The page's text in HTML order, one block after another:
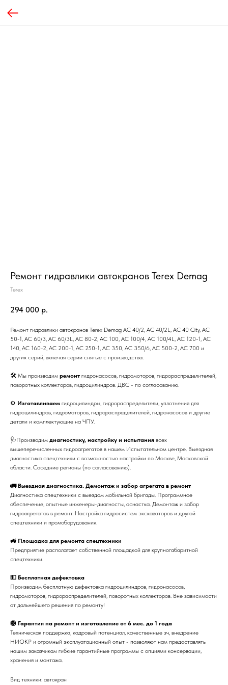
Ремонт гидравлики автокранов Terex Demag
Terex
294 000 р.
Ремонт гидравлики автокранов Terex Demag AC 40/2, AC 40/2L, AC 40 City, AC
50-1, AC 60/3, AC 60/3L, AC 80-2, AC 100, AC 100/4, AC 100/4L, AC 120-1, AC
140, AC 160-2, AC 200-1, AC 250-1, AC 350, AC 350/6, AC 500-2, AC 700 и
других серий, включая серии снятые с производства.
🛠 Мы производим ремонт гидронасосов, гидромоторов, гидрораспределителей,
поворотных коллекторов, гидроцилиндров. ДВС - по согласованию.
⚙ Изготавливаем гидроцилиндры, гидрораспределители, уплотнения для
гидроцилиндров, гидромоторов, гидрораспределителей, гидронасосов и другие
детали и комплектующие на ЧПУ.
🩺Производим диагностику, настройку и испытания всех
вышеперечисленных гидроагрегатов в нашем Испытательном центре. Выездная
диагностика спецтехники с возможностью настройки по Москве, Московской
области. Соседние регионы (по согласованию).
🚛 Выездная диагностика. Демонтаж и забор агрегата в ремонт
Диагностика спецтехники с выездом мобильной бригады. Программное
обеспечение, опытные инженеры-диагносты, оснастка. Демонтаж и забор
гидроагрегатов в ремонт. Настройка гидросистем экскаваторов и другой
спецтехники и промоборудования.
🚜 Площадка для ремонта спецтехники
Предприятие располагает собственной площадкой для крупногабаритной
спецтехники.
💵 Бесплатная дефектовка
Производим бесплатную дефектовка гидроцилиндров, гидронасосов,
гидромоторов, гидрораспределителей, поворотных коллекторов. Вне зависимости
от дальнейшего решения по ремонту!
🛟 Гарантия на ремонт и изготовление от 6 мес. до 1 года
Техническая поддержка, кадровый потенциал, качественные зч, внедрение
НИОКР и огромный эксплуатационный опыт - позволяют нам предоставлять
нашим заказчикам гибкие гарантийные программы с опциями консервации,
хранения и монтажа.
Вид техники: автокран